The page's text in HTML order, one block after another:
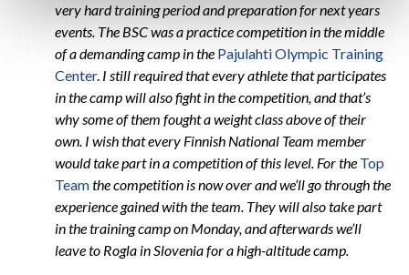
very hard training period and preparation for next years
events. The BSC was a practice competition in the middle
of a demanding camp in the Pajulahti Olympic Training
Center. I still required that every athlete that participates
in the camp will also fight in the competition, and that’s
why some of them fought a weight class above of their
own. I wish that every Finnish National Team member
would take part in a competition of this level. For the Top
Teamthe competition is now over and we’ll go through the
experience gained with the team. They will also take part
in the training camp on Monday, and afterwards we’ll
leave to Rogla in Slovenia for a high-altitude camp.